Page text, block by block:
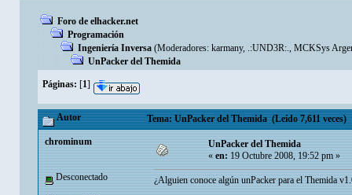
Foro de elhacker.net
Programación
Ingeniería Inversa (Moderadores: karmany, .:UND3R:., MCKSys
UnPacker del Themida
Páginas: [1]
Autor Tema: UnPacker del Themida (Leído 7,611 veces)
chrominum
Desconectado
UnPacker del Themida
«en:19 Octubre 2008, 19:52 pm »
¿Alguien conoce algún unPacker para el Themida